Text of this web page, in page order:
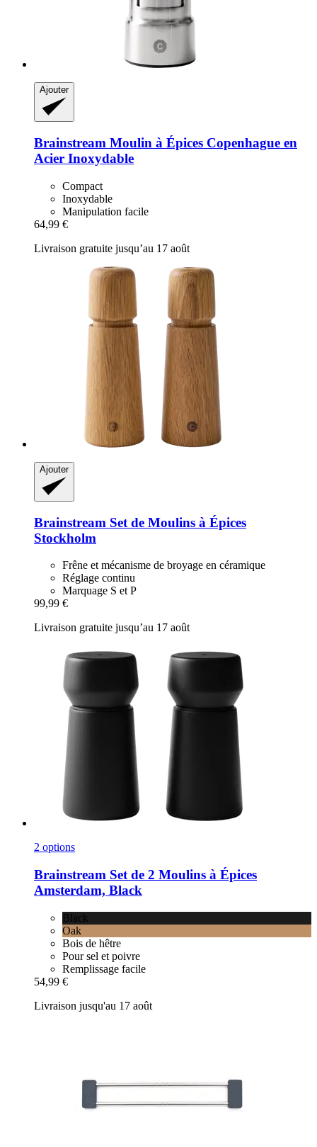
Ajouter
Brainstream Moulin à Épices Copenhague en
Acier Inoxydable
Compact
Inoxydable
Manipulation facile
64,99 €
Livraison gratuite jusqu’au 17 août
Ajouter
Brainstream Set de Moulins à Épices
Stockholm
Frêne et mécanisme de broyage en céramique
Réglage continu
Marquage S et P
99,99 €
Livraison gratuite jusqu’au 17 août
2 options
Brainstream Set de 2 Moulins à Épices
Amsterdam, Black
Black
Oak
Bois de hêtre
Pour sel et poivre
Remplissage facile
54,99 €
Livraison jusqu'au 17 août